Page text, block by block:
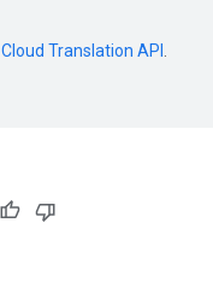
Cloud Translation API